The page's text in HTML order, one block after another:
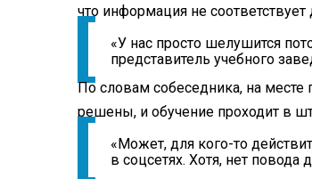
что информация не соответствует
«У нас просто шелушится
представитель учебного
По словам собеседника, на
решены, и обучение проходит в
«Может, для кого-то
в соцсетях. Хотя, нет